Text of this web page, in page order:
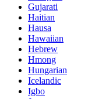
Gujarati
Haitian
Hausa
Hawaiian
Hebrew
Hmong
Hungarian
Icelandic
Igbo